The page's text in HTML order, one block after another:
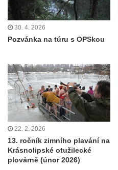
30. 4. 2026
Pozvánka na túru s OPSkou
22. 2. 2026
13. ročník zimního plavání na
Krásnolipské otužilecké
plovárně (únor 2026)